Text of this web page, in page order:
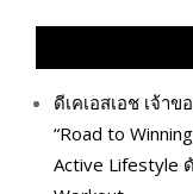
ดีเคเอสเอช เจ้า
“Road to
Active Lifestyle